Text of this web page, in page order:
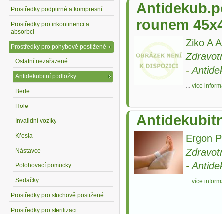
rounem
Ziko A
-
... více
Ergon
-
... více
Prostředky podpůrné a kompresní
Prostředky pro inkontinenci a
absorbci
Prostředky pro pohybově postižené
Ostatní nezařazené
Antidekubitní podložky
Berle
Hole
Invalidní vozíky
Křesla
Nástavce
Polohovací pomůcky
Sedačky
Prostředky pro sluchově postižené
Prostředky pro sterilizaci